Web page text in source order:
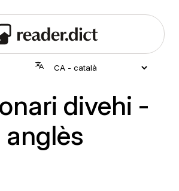
divehi -
anglès